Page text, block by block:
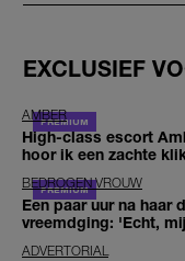
EXCLUSIEF
AMBER
High-class escort
hoor ik een zachte
BEDROGEN VROUW
Een paar uur na haar
vreemdging: 'Echt,
ADVERTORIAL